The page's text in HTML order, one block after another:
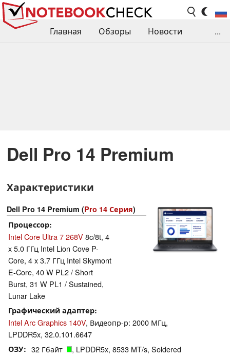
Главная Обзоры
Новости
...
Dell Pro 14 Premium
Характеристики
Dell Pro 14 Premium (Pro 14 Серия)
Процессор
Intel Core Ultra 7 268V8c/8t, 4
x 5.0 ГГц Intel Lion Cove P-
Core, 4 x 3.7 ГГц Intel Skymont
E-Core, 40 W PL2 / Short
Burst, 31 W PL1 / Sustained,
Lunar Lake
Графический адаптер
Intel Arc Graphics 140V, Видеопр-р: 2000 МГц,
LPDDR5x, 32.0.101.6647
ОЗУ 32 Гбайт , LPDDR5x, 8533 MT/s, Soldered